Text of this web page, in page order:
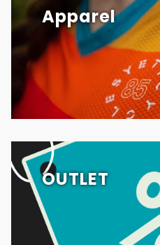
Apparel
OUTLET